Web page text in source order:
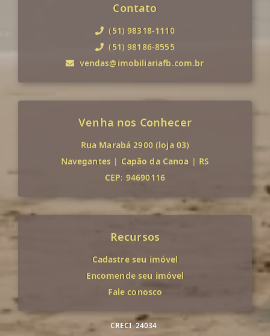
Contato
(51) 98318-1110
(51) 98186-8555
vendas@imobiliariafb.com.br
Venha nos Conhecer
Rua Marabá 2900 (loja 03)
Navegantes | Capão da Canoa | RS
CEP: 94690116
Recursos
Cadastre seu imóvel
Encomende seu imóvel
Fale conosco
CRECI 24034